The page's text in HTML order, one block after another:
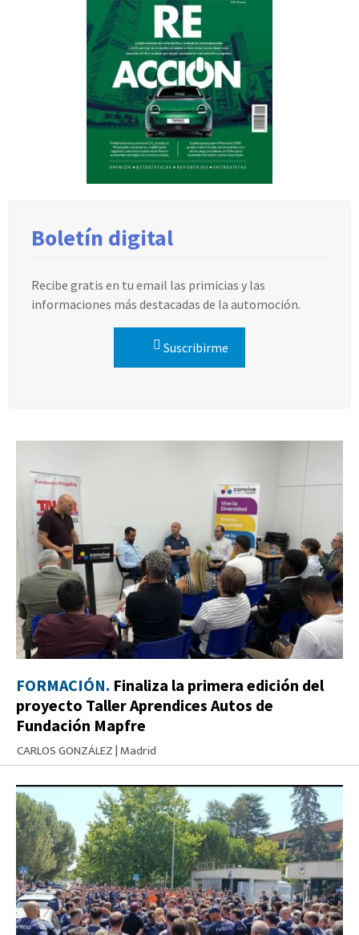
Boletín digital
Recibe gratis en tu email las primicias y las
informaciones más destacadas de la automoción.
Suscribirme
FORMACIÓN. Finaliza la primera edición del
proyecto Taller Aprendices Autos de
Fundación Mapfre
CARLOS GONZÁLEZ|Madrid